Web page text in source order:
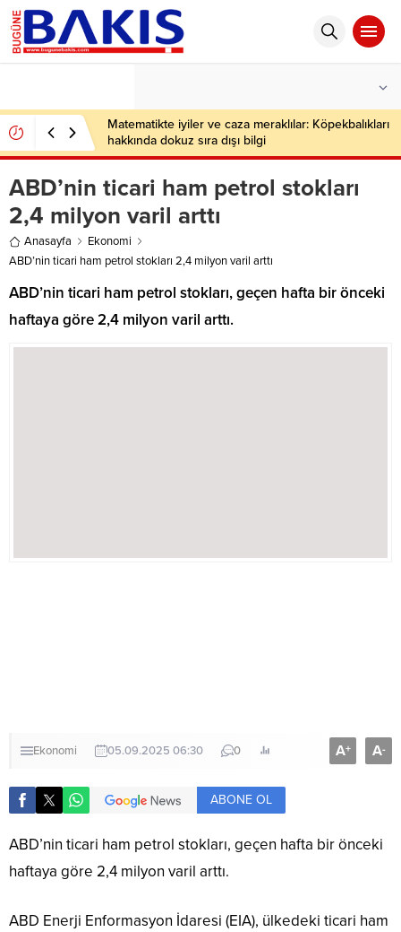
Matematikte iyiler ve caza meraklılar: Köpekbalıkları
hakkında dokuz sıra dışı bilgi
ABD’nin ticari ham petrol stokları
2,4 milyon varil arttı
Anasayfa
Ekonomi
ABD’nin ticari ham petrol stokları 2,4 milyon varil arttı
ABD’nin ticari ham petrol stokları, geçen hafta bir önceki
haftaya göre 2,4 milyon varil arttı.
Ekonomi 05.09.2025 06:30 0 A+ A-
ABONE OL
ABD’nin ticari ham petrol stokları, geçen hafta bir önceki
haftaya göre 2,4 milyon varil arttı.
ABD Enerji Enformasyon İdaresi (EIA), ülkedeki ticari ham